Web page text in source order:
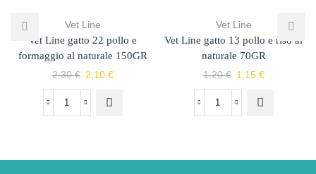
Vet Line
Vet Line gatto 22 pollo e
formaggio al naturale 150GR
2,30€ 2,10 €
Vet Line
Vet Line gatto 13 pollo e riso al
naturale 70GR
1,20€ 1,15 €